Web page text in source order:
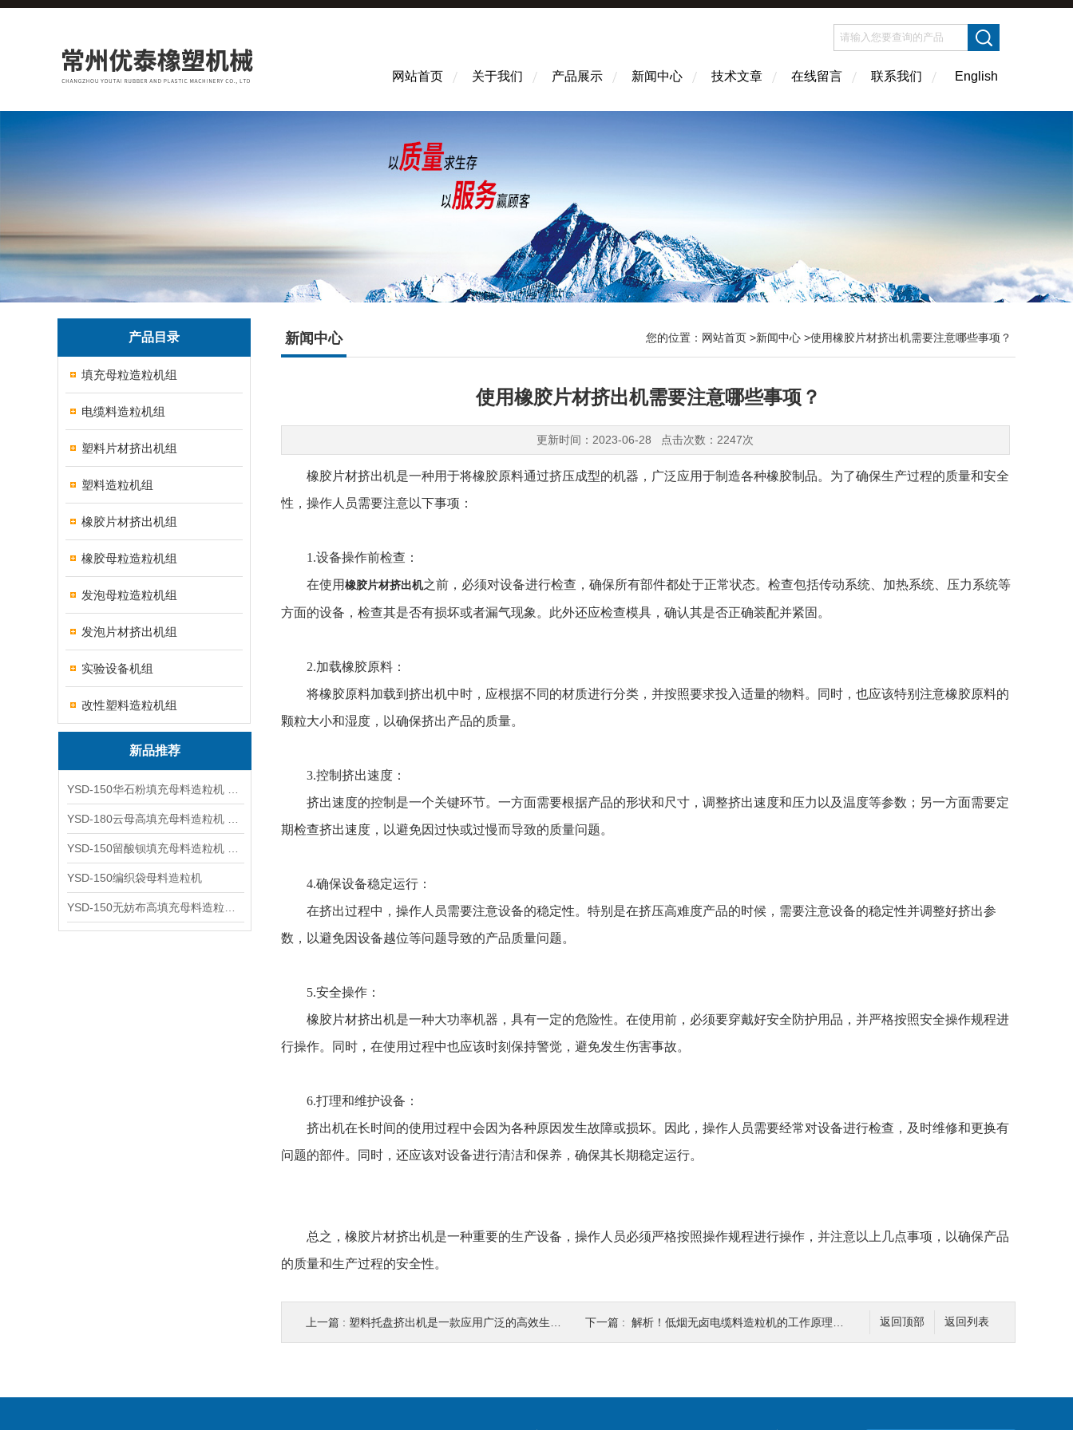
网站首页 关于我们 产品展示 新闻中心 技术文章 在线留言 联系我们 English
产品目录
填充母粒造粒机组
电缆料造粒机组
塑料片材挤出机组
塑料造粒机组
橡胶片材挤出机组
橡胶母粒造粒机组
发泡母粒造粒机组
发泡片材挤出机组
实验设备机组
改性塑料造粒机组
新品推荐
YSD-150编织袋母料造粒机
新闻中心 您的位置： 网站首页 >新闻中心 >使用橡胶片材挤出机需要注意哪些事项？
使用橡胶片材挤出机需要注意哪些事项？
更新时间：2023-06-28 点击次数：2247次
橡胶片材挤出机是一种用于将橡胶原料通过挤压成型的机器，广泛应用于制造各种橡胶制品。为了确保生产过程的质量和安全
性，操作人员需要注意以下事项：
1.设备操作前检查：
在使用 橡胶片材挤出机之前，必须对设备进行检查，确保所有部件都处于正常状态。检查包括传动系统、加热系统、压力系统等
方面的设备，检查其是否有损坏或者漏气现象。此外还应检查模具，确认其是否正确装配并紧固。
2.加载橡胶原料：
将橡胶原料加载到挤出机中时，应根据不同的材质进行分类，并按照要求投入适量的物料。同时，也应该特别注意橡胶原料的
颗粒大小和湿度，以确保挤出产品的质量。
3.控制挤出速度：
挤出速度的控制是一个关键环节。一方面需要根据产品的形状和尺寸，调整挤出速度和压力以及温度等参数；另一方面需要定
期检查挤出速度，以避免因过快或过慢而导致的质量问题。
4.确保设备稳定运行：
在挤出过程中，操作人员需要注意设备的稳定性。特别是在挤压高难度产品的时候，需要注意设备的稳定性并调整好挤出参
数，以避免因设备越位等问题导致的产品质量问题。
5.安全操作：
橡胶片材挤出机是一种大功率机器，具有一定的危险性。在使用前，必须要穿戴好安全防护用品，并严格按照安全操作规程进
行操作。同时，在使用过程中也应该时刻保持警觉，避免发生伤害事故。
6.打理和维护设备：
挤出机在长时间的使用过程中会因为各种原因发生故障或损坏。因此，操作人员需要经常对设备进行检查，及时维修和更换有
问题的部件。同时，还应该对设备进行清洁和保养，确保其长期稳定运行。
总之，橡胶片材挤出机是一种重要的生产设备，操作人员必须严格按照操作规程进行操作，并注意以上几点事项，以确保产品
的质量和生产过程的安全性。
返回列表
返回顶部
上一篇 : 塑料托盘挤出机是一款应用广泛的高效生产工具 下一篇 : 解析！低烟无卤电缆料造粒机的工作原理和应用